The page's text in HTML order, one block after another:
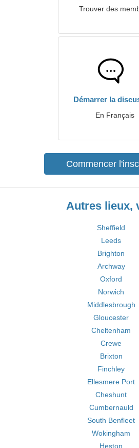
Trouver des
Démarrer la
En Français
Commencer
Autres lieux,
Sheffield
Leeds
Brighton
Archway
Oxford
Norwich
Middlesbrough
Gloucester
Cheltenham
Crewe
Brixton
Finchley
Ellesmere Port
Cheshunt
Cumbernauld
South Benfleet
Wokingham
Heston